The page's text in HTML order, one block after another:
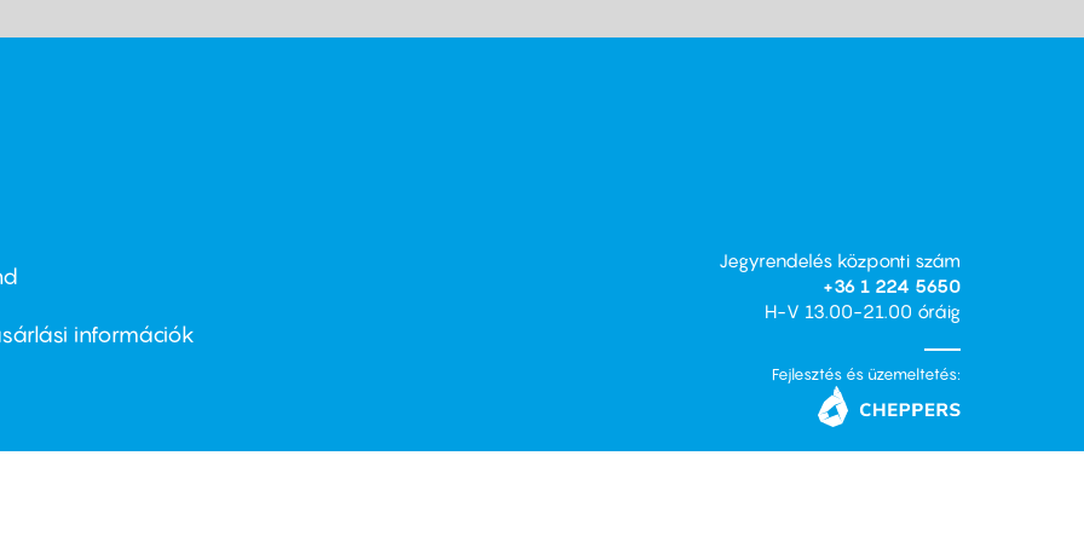
információk
Jegyrendelés központi szám
+36 1 224 5650
H-V 13.00-21.00 óráig
Fejlesztés és üzemeltetés: